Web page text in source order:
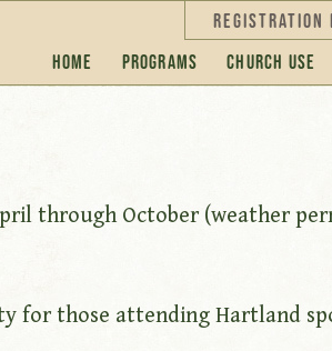
Registration
Home
Programs Church Use
through October (weather
for those attending Hartland